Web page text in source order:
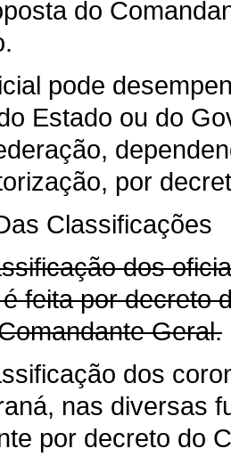
do
pode
Estado ou do
por
Classificações
dos
feita por decreto
Geral.
dos
nas diversas
por decreto do